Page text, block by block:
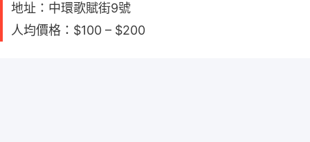
地址：中環歌賦街9號
人均價格：$100 – $200